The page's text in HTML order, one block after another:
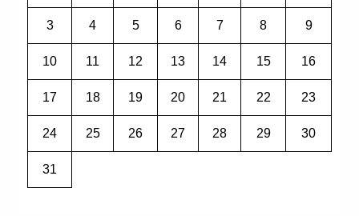
3 4 5 6 7 8 9
10 11 12 13 14 15 16
17 18 19 20 21 22 23
24 25 26 27 28 29 30
31